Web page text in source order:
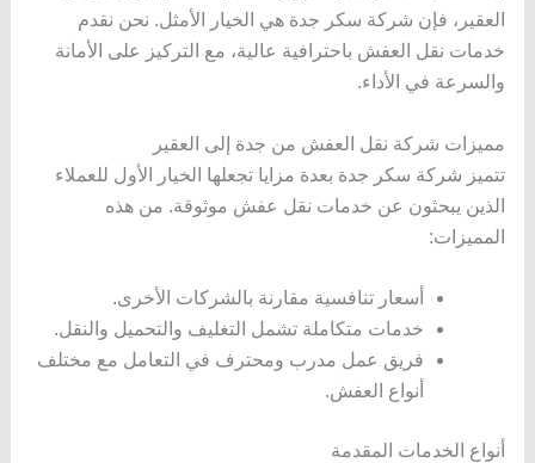
العقير، فإن شركة سكر جدة هي الخيار الأمثل. نحن نقدم
خدمات نقل العفش باحترافية عالية، مع التركيز على الأمانة
والسرعة في الأداء.
مميزات شركة نقل العفش من جدة إلى العقير
تتميز شركة سكر جدة بعدة مزايا تجعلها الخيار الأول للعملاء
الذين يبحثون عن خدمات نقل عفش موثوقة. من هذه
المميزات:
أسعار تنافسية مقارنة بالشركات الأخرى.
خدمات متكاملة تشمل التغليف والتحميل والنقل.
فريق عمل مدرب ومحترف في التعامل مع مختلف
أنواع العفش.
أنواع الخدمات المقدمة